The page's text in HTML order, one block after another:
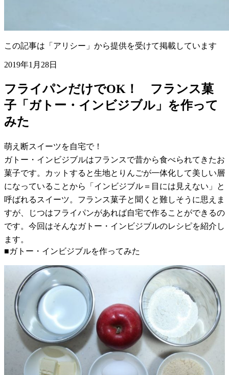
この記事は「アリシー」から提供を受けて掲載しています
2019年1月28日
フライパンだけでOK！ フランス菓
子「ガトー・インビジブル」を作って
みた
萌え断スイーツを自宅で！
ガトー・インビジブルはフランスで昔から食べられてきたお
菓子です。カットすると生地とりんごが一体化して美しい層
になっていることから「インビジブル＝目には見えない」と
呼ばれるスイーツ。フランス菓子と聞くと難しそうに思えま
すが、じつはフライパンがあれば自宅で作ることができるの
です。今回はそんなガトー・インビジブルのレシピを紹介し
ます。
■ガトー・インビジブルを作ってみた